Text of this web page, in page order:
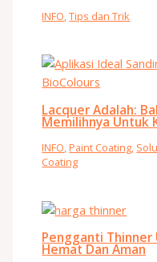
INFO ,Tips dan Trik
Lacquer Adalah:
Memilihnya Untuk
INFO,Paint Coating,
Coating
Pengganti Thinner
Hemat Dan Aman